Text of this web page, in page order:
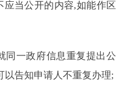
应当公开的内容,如能作区
同一政府信息重复提出公
以告知申请人不重复办理;